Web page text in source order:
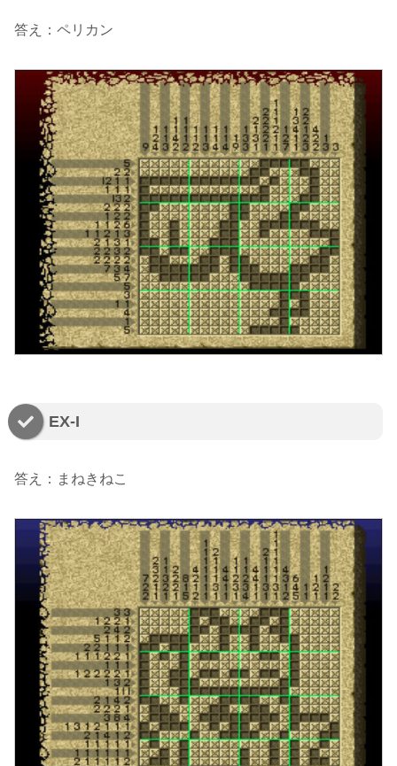
答え：ペリカン
EX-I
答え：まねきねこ